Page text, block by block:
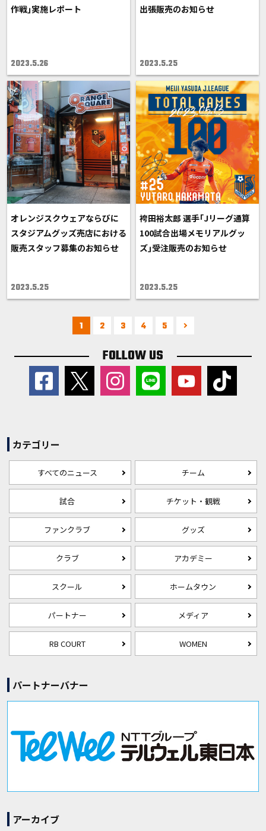
作戦｣実施レポート
2023.5.26
出張販売のお知らせ
2023.5.25
オレンジスクウェアならびに
スタジアムグッズ売店における
販売スタッフ募集のお知らせ
2023.5.25
袴田裕太郎 選手｢Jリーグ通算
100試合出場メモリアルグッ
ズ｣受注販売のお知らせ
2023.5.25
1 2 3 4 5
FOLLOW US
カテゴリー
すべてのニュース チーム
試合 チケット・観戦
ファンクラブ グッズ
クラブ アカデミー
スクール ホームタウン
パートナー メディア
RB COURT WOMEN
パートナーバナー
アーカイブ